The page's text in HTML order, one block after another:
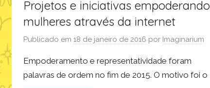
Projetos e iniciativas empoderando
mulheres através da internet
Publicado em 18 de janeiro de 2016 por Imaginarium
Empoderamento e representatividade foram
palavras de ordem no fim de 2015. O motivo foi o